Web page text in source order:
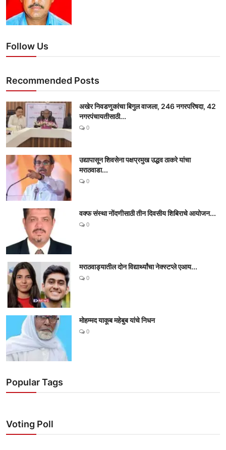
Follow Us
Recommended Posts
अखेर निवडणुकांचा बिगुल वाजला, 246 नगरपरिषदा, 42
नगरपंचायतीसाठी...
0
उद्यापासून शिवसेना पक्षप्रमुख उद्धव ठाकरे यांचा
मराठवाडा...
0
वक्फ संस्था नोंदणीसाठी तीन दिवसीय शिबिराचे आयोजन...
0
मराठवाड्यातील दोन विद्यार्थ्यांचा नेक्स्टप्ले एआय...
0
मोहम्मद याकूब महेबुब यांचे निधन
0
Popular Tags
Voting Poll